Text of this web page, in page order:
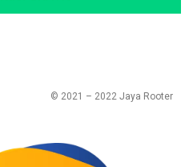
© 2021 – 2022 Jaya Rooter